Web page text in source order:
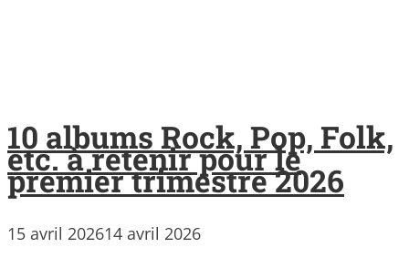
10 albums Rock, Pop, Folk,
etc. à retenir pour le
premier trimestre 2026
15 avril 202614 avril 2026